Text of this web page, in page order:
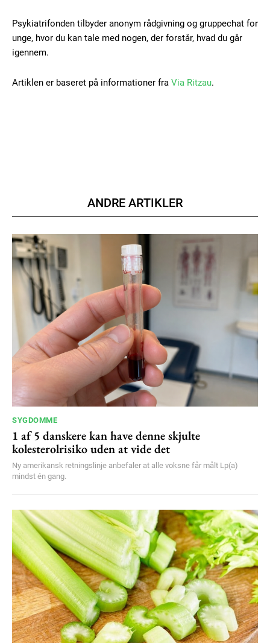
Psykiatrifonden tilbyder anonym rådgivning og gruppechat for
unge, hvor du kan tale med nogen, der forstår, hvad du går
igennem.
Artiklen er baseret på informationer fra Via Ritzau.
ANDRE ARTIKLER
SYGDOMME
1 af 5 danskere kan have denne skjulte
kolesterolrisiko uden at vide det
Ny amerikansk retningslinje anbefaler at alle voksne får målt Lp(a)
mindst én gang.